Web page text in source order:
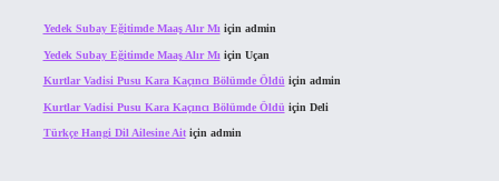
Yedek Subay Eğitimde Maaş Alır Mı için admin
Yedek Subay Eğitimde Maaş Alır Mı için Uçan
Kurtlar Vadisi Pusu Kara Kaçıncı Bölümde Öldü için admin
Kurtlar Vadisi Pusu Kara Kaçıncı Bölümde Öldü için Deli
Türkçe Hangi Dil Ailesine Aitiçin admin